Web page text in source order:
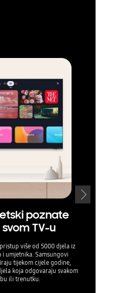
poznate
TV-u
više od 5000 djela iz
umjetnika. Samsungovi
tijekom cijele godine,
koja odgovaraju svakom
ili trenutku.